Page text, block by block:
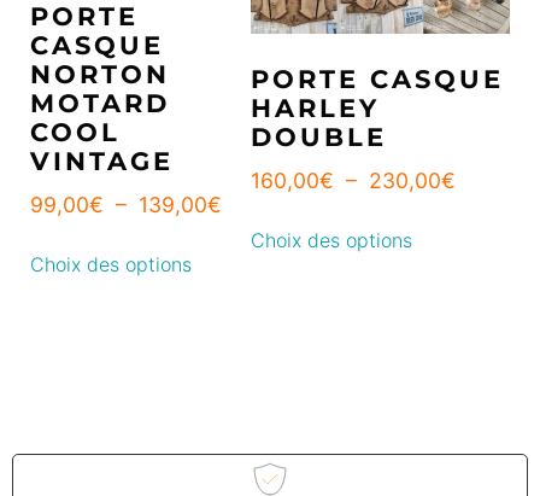
PORTE
CASQUE
NORTON
MOTARD
COOL
VINTAGE
99,00€ – 139,00€
Choix des options
PORTE CASQUE
HARLEY
DOUBLE
160,00€ – 230,00€
Choix des options